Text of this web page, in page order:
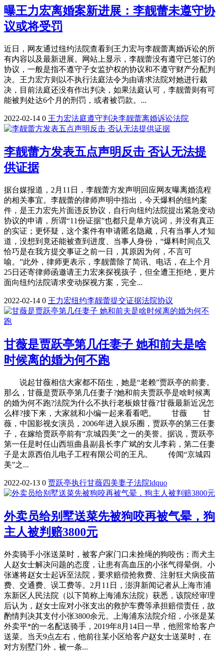
曝王力宏离婚案新进展：李靓蕾未遵守协
议或将受罚
近日，网友通过纽约法院查看到王力宏与李靓蕾离婚诉讼的所
有内容以及最新进展。网站上显示，李靓蕾没有遵守已签订的
协议，一般是指不遵守子女监护权的协议和不遵守财产分配判
决。王力宏方则以不执行法庭法令为由请求法院对她进行裁
决，目前法庭还没有作出判决，如果法庭认可，李靓蕾则有可
能被判处达6个月的刑罚，或者被罚款。...
2022-02-14 0 王力宏法庭遵守判决李靓蕾离婚诉讼法院
李靓蕾方发表五点声明反击 否认无法提
供证据
据台媒报道，2月11日，李靓蕾方发声明回应网友曝离婚流程
的相关事宜。李靓蕾的律师声明中指出，今天爆料的纽约案
件，是王力宏先片面违反协议，自行向纽约法院提出紧急变动
协议的申请，所谓“11份证据”也都只是单方说词，并没有真正
的实证；更怀疑，这个案件有申请匿名隐藏，只有当事人才知
道，没想到竟还能被查到进度、当事人身份，“爆料时间点又
恰巧是在我方提交事证之前一日，其原因为何，不言可
喻。”此外，律师更表示，李靓蕾除了简讯、电话，在上个月
25日还寄律师函邀请王力宏来探视孩子，但全遭王拒绝，更片
面向纽约法院请求变动探视方案，完全...
2022-02-14 0 王力宏纽约李靓蕾提交证据法院协议
甘薇是贾跃亭第几任妻子 她和前夫是啥
时候离的婚为何不跑
说起甘薇相信大家都不陌生，她是“老赖”贾跃亭的前妻。
那么，甘薇是贾跃亭第几任妻子?她和前夫贾跃亭是啥时候离
的婚为何不跑?法院为什么不执行老板娘甘薇?甘薇最新近况怎
么样?接下来，大家就和小编一起来看看吧。 甘薇 甘
薇，中国影视女演员，2006年进入娱乐圈，贾跃亭的第三任妻
子，在嫁给贾跃亭前有“京城四美”之一的美誉。据说，贾跃亭
第一任是时任山西垣曲县副县长李广斌的女儿李莉，第二任妻
子是太原西伯儿电子工程有限公司的王凡。 传闻“京城四
美”之...
2022-02-13 0 贾跃亭执行甘薇四美妻子法院ldquo
外卖员给别墅送菜先被狗咬再被气晕，狗
主人被判赔3800元
外卖骑手小张送菜时，被客户家门口未拴绳的狗咬伤；而犬主
人赵女士解决问题的态度，让患有高血压的小张气得晕倒。小
张遂将赵女士起诉至法院，要求赔偿抢救费、注射狂犬病疫苗
费、交通费、误工费等。2月11日，澎湃新闻记者从上海市浦
东新区人民法院（以下简称上海浦东法院）获悉，该院经审理
后认为，赵女士应对小张支出的救护车费等承担赔偿责任，故
酌情判决其支付小张3800余元。上海浦东法院介绍，小张是某
外卖平*的一名配送骑手，2019年8月14日一早，他照常给客户
送菜。当天9点左右，他前往某小区给客户赵女士送菜时，在
对方别墅门外，被一条...